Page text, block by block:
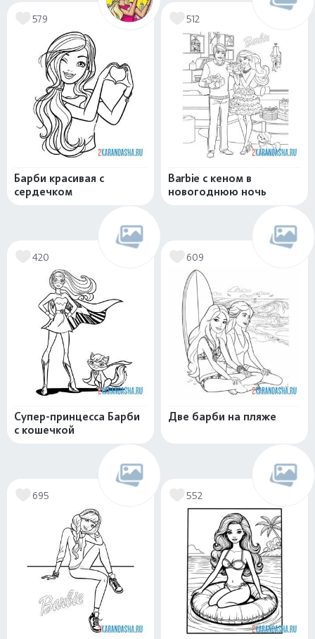
579
Барби красивая с
сердечком
512
Barbie с кеном в
новогоднюю ночь
420
Супер-принцесса Барби
с кошечкой
609
Две барби на пляже
695 552